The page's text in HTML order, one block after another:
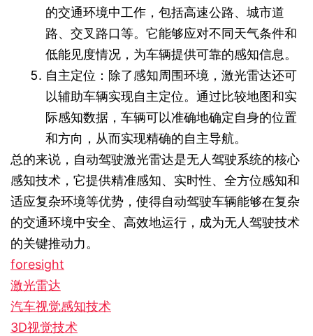
的交通环境中工作，包括高速公路、城市道
路、交叉路口等。它能够应对不同天气条件和
低能见度情况，为车辆提供可靠的感知信息。
自主定位：除了感知周围环境，激光雷达还可
以辅助车辆实现自主定位。通过比较地图和实
际感知数据，车辆可以准确地确定自身的位置
和方向，从而实现精确的自主导航。
总的来说，自动驾驶激光雷达是无人驾驶系统的核心
感知技术，它提供精准感知、实时性、全方位感知和
适应复杂环境等优势，使得自动驾驶车辆能够在复杂
的交通环境中安全、高效地运行，成为无人驾驶技术
的关键推动力。
foresight
激光雷达
汽车视觉感知技术
3D视觉技术